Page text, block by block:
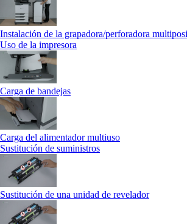
Instalación de la grapadora/perforadora
Uso de la impresora
Carga de bandejas
Carga del alimentador multiuso
Sustitución de suministros
Sustitución de una unidad de revelador